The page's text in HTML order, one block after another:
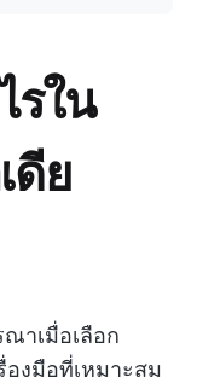
ใน
ดีย
าเมื่อเลือก
งมือที่เหมาะสม